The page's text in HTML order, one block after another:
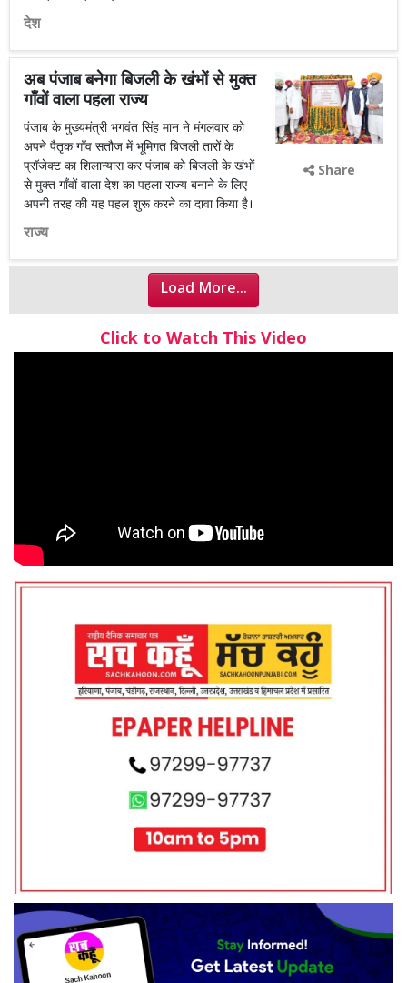
देश
अब पंजाब बनेगा बिजली के खंभों से मुक्त
गाँवों वाला पहला राज्य
पंजाब के मुख्यमंत्री भगवंत सिंह मान ने मंगलवार को
अपने पैतृक गाँव सतौज में भूमिगत बिजली तारों के
प्रॉजेक्ट का शिलान्यास कर पंजाब को बिजली के खंभों
से मुक्त गाँवों वाला देश का पहला राज्य बनाने के लिए
अपनी तरह की यह पहल शुरू करने का दावा किया है।
राज्य
Share
Load More...
Click to Watch This Video